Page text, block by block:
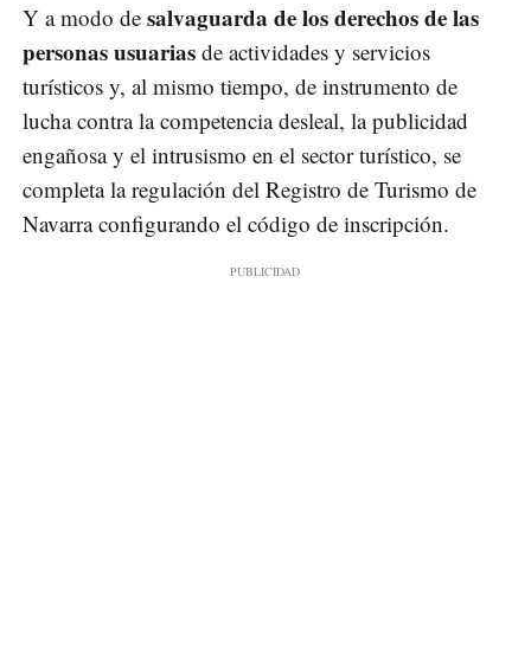
Y a modo de salvaguarda de los derechos de las
personas usuarias de actividades y servicios
turísticos y, al mismo tiempo, de instrumento de
lucha contra la competencia desleal, la publicidad
engañosa y el intrusismo en el sector turístico, se
completa la regulación del Registro de Turismo de
Navarra configurando el código de inscripción.